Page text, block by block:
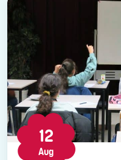
12
Aug